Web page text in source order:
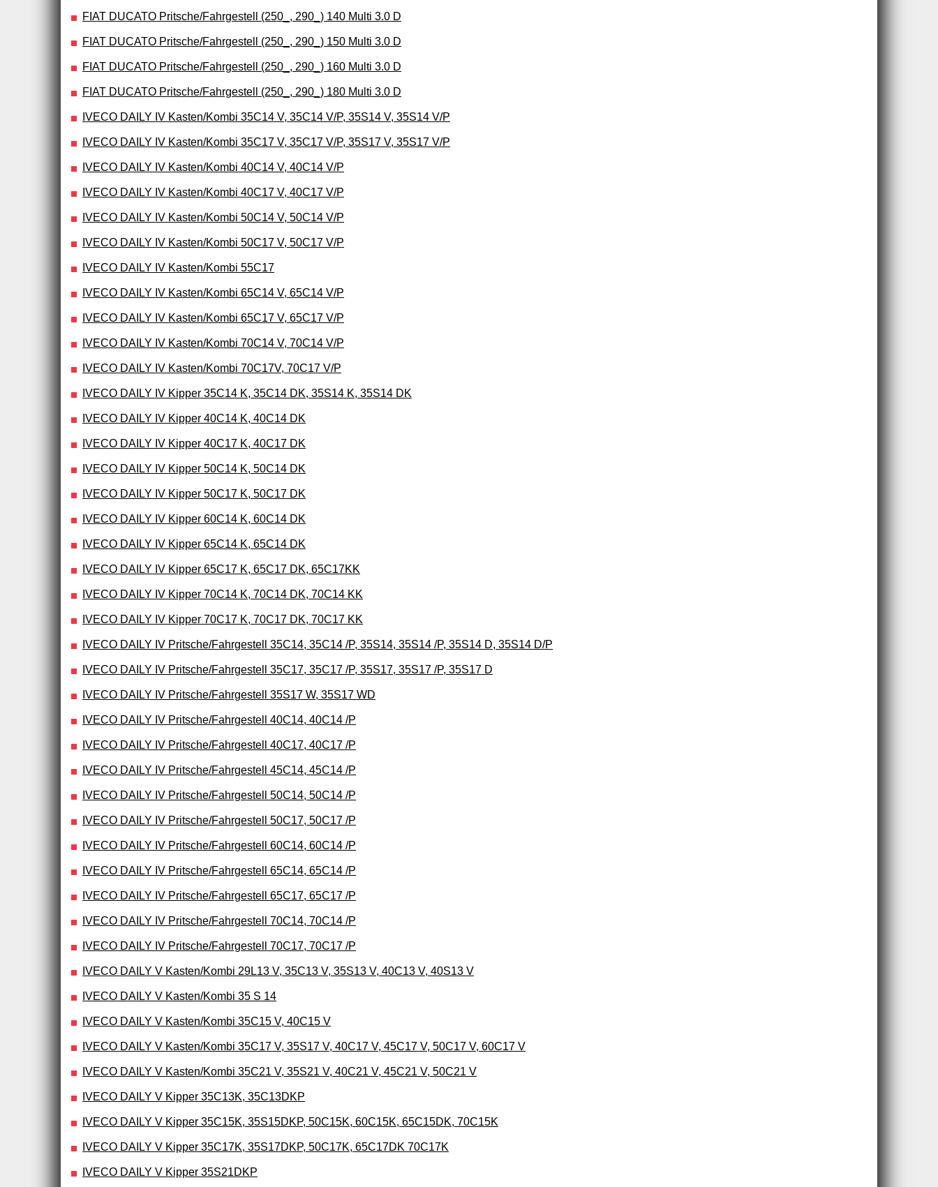
FIAT DUCATO Pritsche/Fahrgestell (250_, 290_) 140 Multi 3.0 D
FIAT DUCATO Pritsche/Fahrgestell (250_, 290_) 150 Multi 3.0 D
FIAT DUCATO Pritsche/Fahrgestell (250_, 290_) 160 Multi 3.0 D
FIAT DUCATO Pritsche/Fahrgestell (250_, 290_) 180 Multi 3.0 D
IVECO DAILY IV Kasten/Kombi 35C14 V, 35C14 V/P, 35S14 V, 35S14 V/P
IVECO DAILY IV Kasten/Kombi 35C17 V, 35C17 V/P, 35S17 V, 35S17 V/P
IVECO DAILY IV Kasten/Kombi 40C14 V, 40C14 V/P
IVECO DAILY IV Kasten/Kombi 40C17 V, 40C17 V/P
IVECO DAILY IV Kasten/Kombi 50C14 V, 50C14 V/P
IVECO DAILY IV Kasten/Kombi 50C17 V, 50C17 V/P
IVECO DAILY IV Kasten/Kombi 55C17
IVECO DAILY IV Kasten/Kombi 65C14 V, 65C14 V/P
IVECO DAILY IV Kasten/Kombi 65C17 V, 65C17 V/P
IVECO DAILY IV Kasten/Kombi 70C14 V, 70C14 V/P
IVECO DAILY IV Kasten/Kombi 70C17V, 70C17 V/P
IVECO DAILY IV Kipper 35C14 K, 35C14 DK, 35S14 K, 35S14 DK
IVECO DAILY IV Kipper 40C14 K, 40C14 DK
IVECO DAILY IV Kipper 40C17 K, 40C17 DK
IVECO DAILY IV Kipper 50C14 K, 50C14 DK
IVECO DAILY IV Kipper 50C17 K, 50C17 DK
IVECO DAILY IV Kipper 60C14 K, 60C14 DK
IVECO DAILY IV Kipper 65C14 K, 65C14 DK
IVECO DAILY IV Kipper 65C17 K, 65C17 DK, 65C17KK
IVECO DAILY IV Kipper 70C14 K, 70C14 DK, 70C14 KK
IVECO DAILY IV Kipper 70C17 K, 70C17 DK, 70C17 KK
IVECO DAILY IV Pritsche/Fahrgestell 35C14, 35C14 /P, 35S14, 35S14 /P, 35S14 D, 35S14 D/P
IVECO DAILY IV Pritsche/Fahrgestell 35C17, 35C17 /P, 35S17, 35S17 /P, 35S17 D
IVECO DAILY IV Pritsche/Fahrgestell 35S17 W, 35S17 WD
IVECO DAILY IV Pritsche/Fahrgestell 40C14, 40C14 /P
IVECO DAILY IV Pritsche/Fahrgestell 40C17, 40C17 /P
IVECO DAILY IV Pritsche/Fahrgestell 45C14, 45C14 /P
IVECO DAILY IV Pritsche/Fahrgestell 50C14, 50C14 /P
IVECO DAILY IV Pritsche/Fahrgestell 50C17, 50C17 /P
IVECO DAILY IV Pritsche/Fahrgestell 60C14, 60C14 /P
IVECO DAILY IV Pritsche/Fahrgestell 65C14, 65C14 /P
IVECO DAILY IV Pritsche/Fahrgestell 65C17, 65C17 /P
IVECO DAILY IV Pritsche/Fahrgestell 70C14, 70C14 /P
IVECO DAILY IV Pritsche/Fahrgestell 70C17, 70C17 /P
IVECO DAILY V Kasten/Kombi 29L13 V, 35C13 V, 35S13 V, 40C13 V, 40S13 V
IVECO DAILY V Kasten/Kombi 35 S 14
IVECO DAILY V Kasten/Kombi 35C15 V, 40C15 V
IVECO DAILY V Kasten/Kombi 35C17 V, 35S17 V, 40C17 V, 45C17 V, 50C17 V, 60C17 V
IVECO DAILY V Kasten/Kombi 35C21 V, 35S21 V, 40C21 V, 45C21 V, 50C21 V
IVECO DAILY V Kipper 35C13K, 35C13DKP
IVECO DAILY V Kipper 35C15K, 35S15DKP, 50C15K, 60C15K, 65C15DK, 70C15K
IVECO DAILY V Kipper 35C17K, 35S17DKP, 50C17K, 65C17DK 70C17K
IVECO DAILY V Kipper 35S21DKP